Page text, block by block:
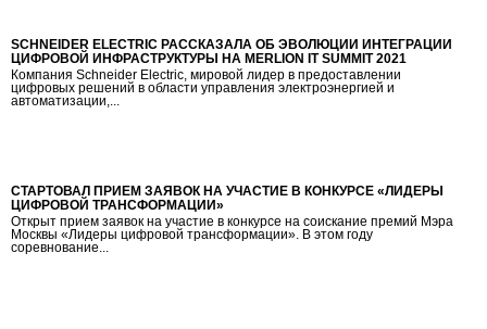
SCHNEIDER ELECTRIC РАССКАЗАЛА ОБ ЭВОЛЮЦИИ ИНТЕГРАЦИИ
ЦИФРОВОЙ ИНФРАСТРУКТУРЫ НА MERLION IT SUMMIT 2021
Компания Schneider Electric, мировой лидер в предоставлении
цифровых решений в области управления электроэнергией и
автоматизации,...
СТАРТОВАЛ ПРИЕМ ЗАЯВОК НА УЧАСТИЕ В КОНКУРСЕ «ЛИДЕРЫ
ЦИФРОВОЙ ТРАНСФОРМАЦИИ»
Открыт прием заявок на участие в конкурсе на соискание премий Мэра
Москвы «Лидеры цифровой трансформации». В этом году
соревнование...